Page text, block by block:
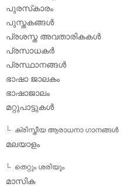
പുരസ്‌കാരം
പുസ്തകങ്ങള്‍
പ്രശസ്ത അവതാരികകള്‍
പ്രസാധകര്‍
പ്രസ്ഥാനങ്ങള്‍
ഭാഷാ ജാലകം
ഭാഷാജാലം
മറ്റുപാട്ടുകള്‍
ക്രിസ്തീയ ആരാധനാ ഗാനങ്ങള്‍
മലയാളം
തെറ്റും ശരിയും
മാസിക